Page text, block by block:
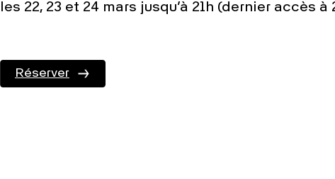
les 22, 23 et 24 mars jusqu’à 21h (dernier accès à
Réserver